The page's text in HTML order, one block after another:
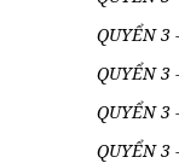
QUYỂN 3
QUYỂN 3
QUYỂN 3
QUYỂN 3